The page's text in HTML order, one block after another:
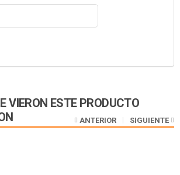
VIERON ESTE PRODUCTO
ANTERIOR SIGUIENTE